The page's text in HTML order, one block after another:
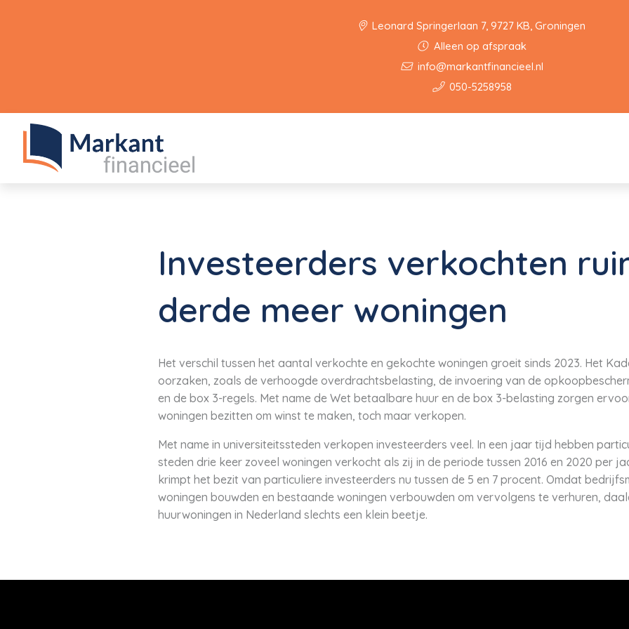
Leonard Springerlaan 7, 9727 KB, Groningen
Alleen op afspraak
info@markantfinancieel.nl
050-5258958
Investeerders verkochten
derde meer woningen
Het verschil tussen het aantal verkochte en gekochte woningen groeit sinds 2023. Het
oorzaken, zoals de verhoogde overdrachtsbelasting, de invoering van de
en de box 3-regels. Met name de Wet betaalbare huur en de box 3-belasting zorgen
woningen bezitten om winst te maken, toch maar verkopen.
Met name in universiteitssteden verkopen investeerders veel. In een jaar tijd hebben
steden drie keer zoveel woningen verkocht als zij in de periode tussen 2016 en 2020 per
krimpt het bezit van particuliere investeerders nu tussen de 5 en 7 procent. Omdat
woningen bouwden en bestaande woningen verbouwden om vervolgens te verhuren,
huurwoningen in Nederland slechts een klein beetje.